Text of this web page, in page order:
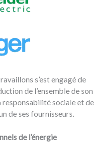
s’est engagé de
de l’ensemble de son
sociale et de
de ses fournisseurs.
de l’énergie